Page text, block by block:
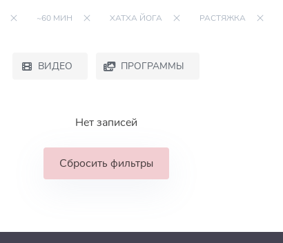
~60 МИН ХАТХА ЙОГА РАСТЯЖКА
ВИДЕО ПРОГРАММЫ
Нет записей
Сбросить фильтры